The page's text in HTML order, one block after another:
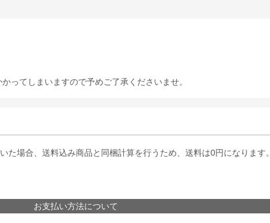
ってしまいますので予めご了承くださいませ。
た場合、送料込み商品と同梱計算を行うため、送料は0円になります。
お支払い方法について